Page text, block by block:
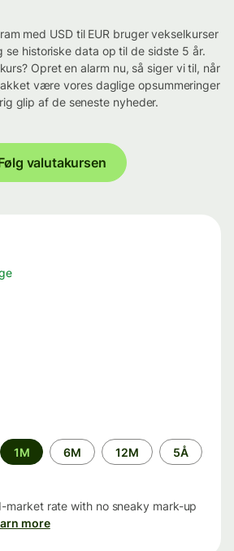
med USD til EUR bruger vekselkurser
se historiske data op til de sidste 5 år.
Opret en alarm nu, så siger vi til, når
være vores daglige opsummeringer
glip af de seneste nyheder.
valutakursen
1M 6M 12M 5Å
market rate with no sneaky mark-up
more